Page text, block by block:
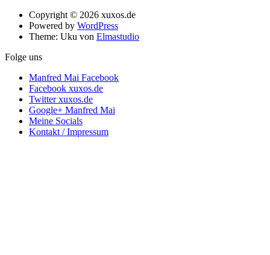
Copyright © 2026 xuxos.de
Powered by WordPress
Theme: Uku von Elmastudio
Folge uns
Manfred Mai Facebook
Facebook xuxos.de
Twitter xuxos.de
Google+ Manfred Mai
Meine Socials
Kontakt / Impressum